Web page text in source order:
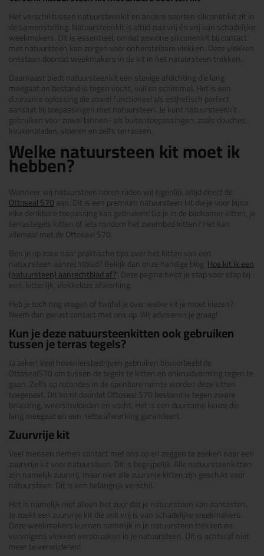
Het verschil tussen natuursteenkit en andere soorten siliconenkit zit in
de samenstelling. Natuursteenkit is altijd zuurvrij én vrij van schadelijke
weekmakers. Dit is essentieel, omdat gewone siliconenkit bij contact
met natuursteen kan zorgen voor onherstelbare vlekken. Deze vlekken
ontstaan doordat weekmakers in de kit in het natuursteen trekken.
Daarnaast biedt natuursteenkit een stevige afdichting die lang
meegaat en bestand is tegen vocht, vuil en schimmel. Het is een
duurzame oplossing die zowel functioneel als esthetisch perfect
aansluit bij toepassingen met natuursteen. Je kunt natuursteenkit
gebruiken voor zowel binnen- als buitentoepassingen, zoals douches,
keukenbladen, vloeren en zelfs terrassen.
Welke natuursteen kit moet ik
hebben?
Wanneer wij natuursteen horen raden wij eigenlijk altijd direct de
Ottoseal S70aan. Dit is een premium natuursteen kit die je voor bijna
elke denkbare toepassing kan gebruiken! Ga je in de badkamer kitten, je
terrastegels kitten óf iets rondom het zwembad kitten? Het kan
allemaal met de Ottoseal S70.
Ben je op zoek naar praktische tips over het kitten van een
natuursteen aanrechtblad? Bekijk dan onze handige blog ‘Hoe kit ik een
(natuursteen) aanrechtblad af?’. Deze pagina helpt je stap voor stap bij
een, letterlijk, vlekkeloze afwerking.
Heb je toch nog vragen of twijfel je over welke kit je moet kiezen?
Neem dan gerust contact met ons op. Wij adviseren je graag!
Kun je deze natuursteenkitten ook gebruiken
tussen je terras tegels?
Ja zeker! Veel hoveniersbedrijven gebruiken bijvoorbeeld de
OttosealS70 om tussen de tegels te kitten en onkruidvorming tegen te
gaan. Zelfs op rotondes in de openbare ruimte worden deze kitten
toegepast. Dit komt doordat Ottoseal S70 bestand is tegen zware
belasting, weersinvloeden en vocht. Het is een duurzame keuze die
lang meegaat en een nette afwerking garandeert.
Zuurvrije kit
Veel mensen nemen contact met ons op en zeggen te zoeken naar een
zuurvrije kit voor natuursteen. Dit is begrijpelijk. Alle natuursteenkitten
zijn namelijk zuurvrij, maar niet alle zuurvrije kitten zijn geschikt voor
natuursteen. Dit is een belangrijk verschil.
Het is namelijk niet alleen het zuur dat je natuursteen kan aantasten.
Je zoekt een zuurvrije kit die ook vrij is van schadelijke weekmakers.
Deze weekmakers kunnen namelijk in je natuursteen trekken en
vervolgens vlekken veroorzaken in je natuursteen. Dit is achteraf niet
meer te verwijderen!